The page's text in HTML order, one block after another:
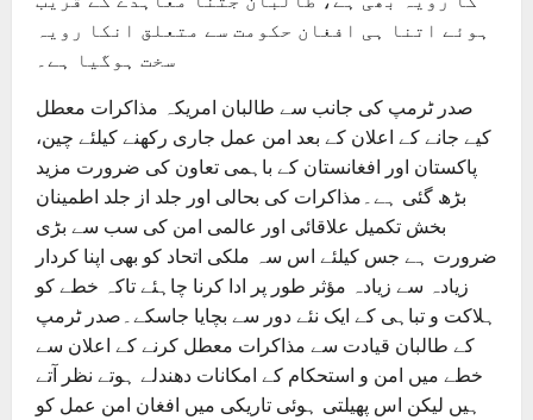
ہوئے اتنا ہی افغان حکومت سے متعلق انکا رویہ
سخت ہوگیا ہے۔
صدر ٹرمپ کی جانب سے طالبان امریکہ مذاکرات معطل
کیے جانے کے اعلان کے بعد امن عمل جاری رکھنے کیلئے چین،
پاکستان اور افغانستان کے باہمی تعاون کی ضرورت مزید
بڑھ گئی ہے۔مذاکرات کی بحالی اور جلد از جلد اطمینان
بخش تکمیل علاقائی اور عالمی امن کی سب سے بڑی
ضرورت ہے جس کیلئے اس سہ ملکی اتحاد کو بھی اپنا کردار
زیادہ سے زیادہ مؤثر طور پر ادا کرنا چاہئے تاکہ خطے کو
ہلاکت و تباہی کے ایک نئے دور سے بچایا جاسکے۔صدر ٹرمپ
کے طالبان قیادت سے مذاکرات معطل کرنے کے اعلان سے
خطے میں امن و استحکام کے امکانات دھندلے ہوتے نظر آتے
ہیں لیکن اس پھیلتی ہوئی تاریکی میں افغان امن عمل کو